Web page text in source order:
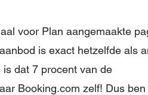
voor Plan aangemaakte
is exact hetzelfde als
dat 7 procent van de
Booking.com zelf! Dus